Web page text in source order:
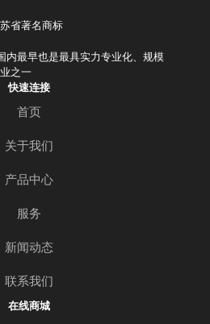
省著名商标
内最早也是最具实力专业化、规模
之一
快速连接
首页
关于我们
产品中心
服务
新闻动态
联系我们
在线商城